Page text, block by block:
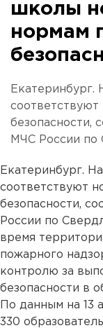
школы
нормам
безопасности,
МЧС России по
Екатеринбург.
соответствуют
безопасности,
России по
время
пожарного
контролю за
безопасности в
По данным на 13
330